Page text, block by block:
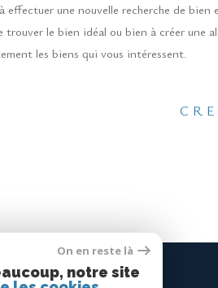
effectuer une nouvelle recherche de bien
trouver le bien idéal ou bien à créer une
les biens qui vous intéressent.
IMMO
On en reste là
notre site